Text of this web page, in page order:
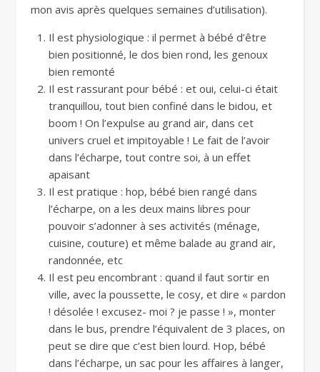
mon avis après quelques semaines d’utilisation).
Il est physiologique : il permet à bébé d’être
bien positionné, le dos bien rond, les genoux
bien remonté
Il est rassurant pour bébé : et oui, celui-ci était
tranquillou, tout bien confiné dans le bidou, et
boom ! On l’expulse au grand air, dans cet
univers cruel et impitoyable ! Le fait de l’avoir
dans l’écharpe, tout contre soi, à un effet
apaisant
Il est pratique : hop, bébé bien rangé dans
l’écharpe, on a les deux mains libres pour
pouvoir s’adonner à ses activités (ménage,
cuisine, couture) et même balade au grand air,
randonnée, etc
Il est peu encombrant : quand il faut sortir en
ville, avec la poussette, le cosy, et dire « pardon
! désolée ! excusez- moi ? je passe ! », monter
dans le bus, prendre l’équivalent de 3 places, on
peut se dire que c’est bien lourd. Hop, bébé
dans l’écharpe, un sac pour les affaires à langer,